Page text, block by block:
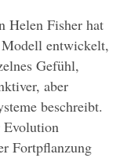
Helen Fisher hat
Modell entwickelt,
Gefühl,
aber
beschreibt.
Evolution
Fortpflanzung